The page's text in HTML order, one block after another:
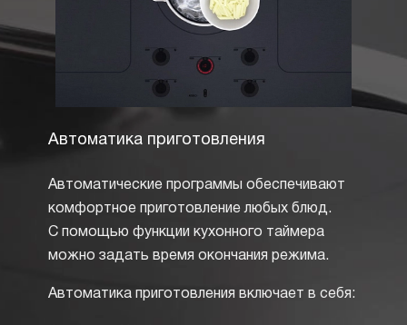
Автоматика приготовления
Автоматические программы обеспечивают
комфортное приготовление любых блюд.
С помощью функции кухонного таймера
можно задать время окончания режима.
Автоматика приготовления включает в себя: